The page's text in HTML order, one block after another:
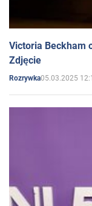
Victoria Beckham
Zdjęcie
Rozrywka05.03.2025